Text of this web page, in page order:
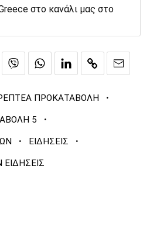
στο κανάλι μας στο
ΠΡΟΚΑΤΑΒΟΛΗ ·
5 ·
· ΕΙΔΗΣΕΙΣ ·
ΕΙΔΗΣΕΙΣ